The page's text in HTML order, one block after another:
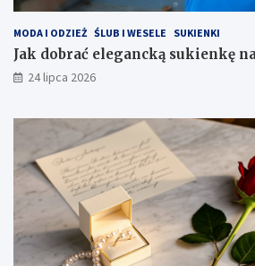
MODA I ODZIEŻ ŚLUB I WESELE SUKIENKI
Jak dobrać elegancką sukienkę
24 lipca 2026